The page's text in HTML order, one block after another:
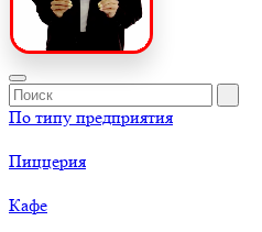
По типу предприятия
Пиццерия
Кафе